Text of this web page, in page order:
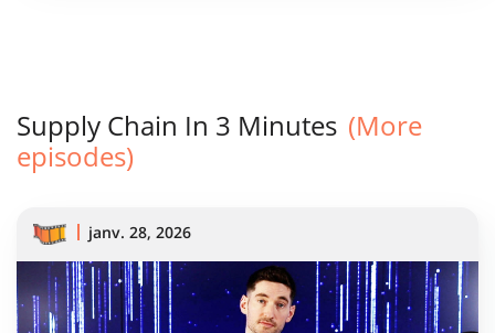
Supply Chain In 3 Minutes (More
episodes)
janv. 28, 2026